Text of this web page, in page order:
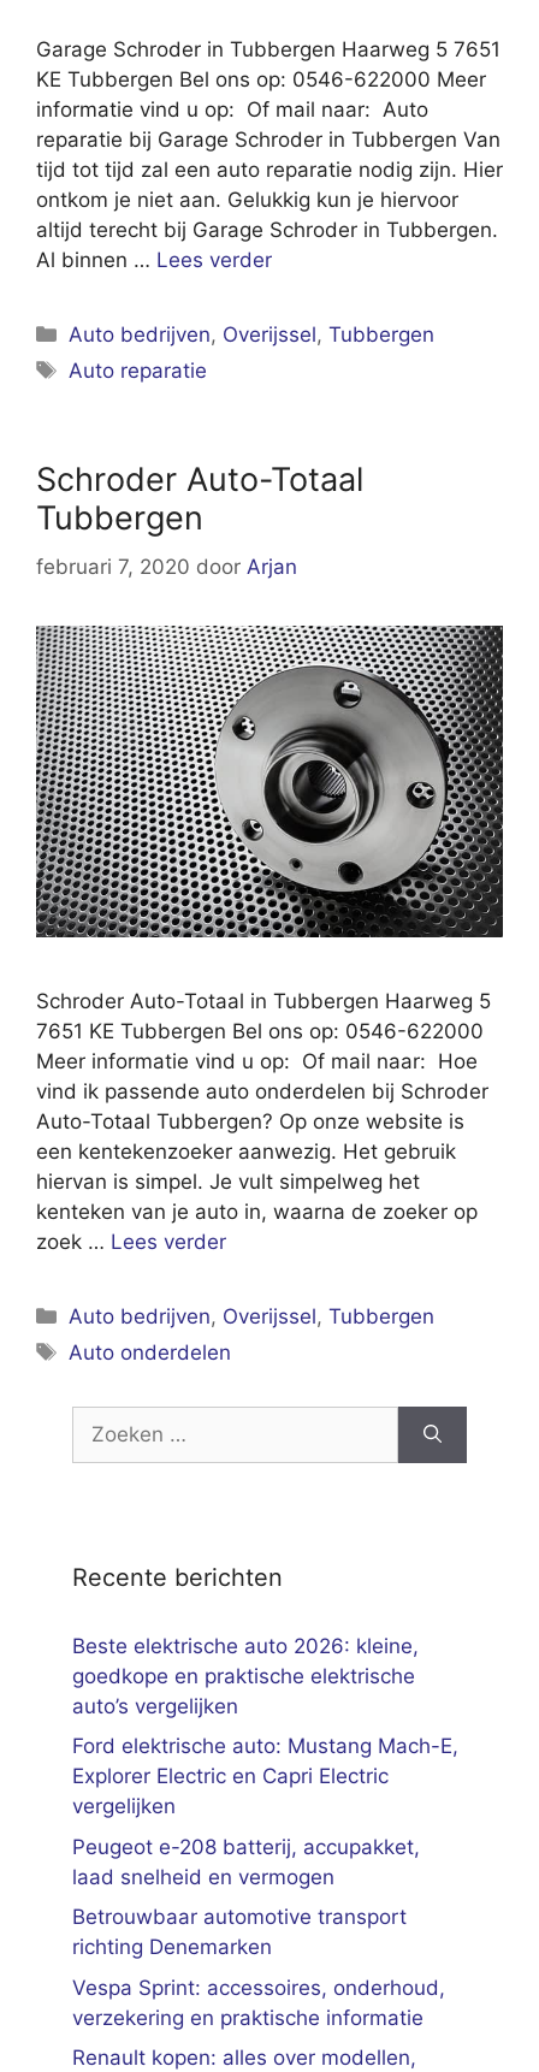
Garage Schroder in Tubbergen Haarweg 5 7651
KE Tubbergen Bel ons op: 0546-622000 Meer
informatie vind u op: Of mail naar: Auto
reparatie bij Garage Schroder in Tubbergen Van
tijd tot tijd zal een auto reparatie nodig zijn. Hier
ontkom je niet aan. Gelukkig kun je hiervoor
altijd terecht bij Garage Schroder in Tubbergen.
Al binnen … Lees verder
Categorieën
Auto bedrijven, Overijssel,Tubbergen
Tags
Auto reparatie
Schroder Auto-Totaal
Tubbergen
februari 7, 2020 door Arjan
Schroder Auto-Totaal in Tubbergen Haarweg 5
7651 KE Tubbergen Bel ons op: 0546-622000
Meer informatie vind u op: Of mail naar: Hoe
vind ik passende auto onderdelen bij Schroder
Auto-Totaal Tubbergen? Op onze website is
een kentekenzoeker aanwezig. Het gebruik
hiervan is simpel. Je vult simpelweg het
kenteken van je auto in, waarna de zoeker op
zoek … Lees verder
Categorieën
Auto bedrijven, Overijssel,Tubbergen
Tags
Auto onderdelen
naar:
Recente berichten
Beste elektrische auto 2026: kleine,
goedkope en praktische elektrische
auto’s vergelijken
Ford elektrische auto: Mustang Mach-E,
Explorer Electric en Capri Electric
vergelijken
Peugeot e-208 batterij, accupakket,
laad snelheid en vermogen
Betrouwbaar automotive transport
richting Denemarken
Vespa Sprint: accessoires, onderhoud,
verzekering en praktische informatie
Renault kopen: alles over modellen,